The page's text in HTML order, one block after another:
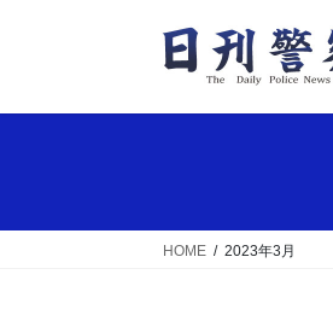
HOME 2023年3月